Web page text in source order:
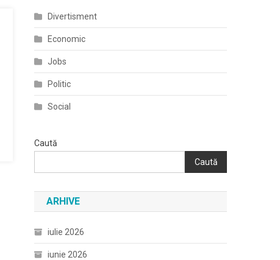
Divertisment
Economic
Jobs
Politic
Social
Caută
Caută
ARHIVE
iulie 2026
iunie 2026